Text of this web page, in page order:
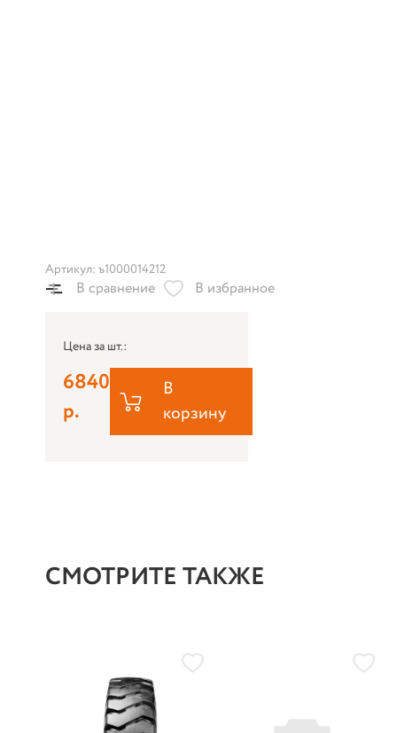
Артикул: ъ1000014212
В сравнение В избранное
Цена за шт.:
6840
р.
В
корзину
СМОТРИТЕ ТАКЖЕ